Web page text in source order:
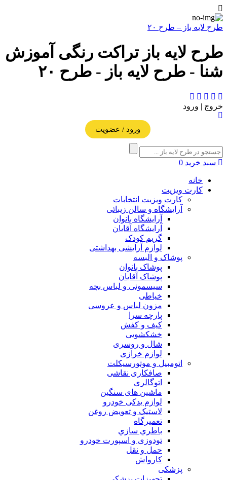
طرح لایه باز – طرح ۲۰
طرح لایه باز تراکت رنگی آموزش
شنا - طرح لایه باز - طرح ۲۰
خروج | ورود
ورود / عضویت
سبد خرید 0
خانه
کارت ویزیت
کارت ویزیت انتخابات
آرایشگاه و سالن زیبائی
آرایشگاه بانوان
آرایشگاه آقایان
گریم کودک
لوازم آرایشی بهداشتی
پوشاک و البسه
پوشاک بانوان
پوشاک آقایان
سیسمونی و لباس بچه
خیاطی
مزون لباس و عروسی
پارچه سرا
کیف و کفش
خشکشویی
شال و روسری
لوازم خرازی
اتومبیل و موتورسیکلت
صافکاری نقاشی
اتوگالری
ماشین های سنگین
لوازم یدکی خودرو
لاستیک و تعویض روغن
تعميرگاه
باطري سازي
تودوزی و اسپورت خودرو
حمل و نقل
کارواش
پزشکی